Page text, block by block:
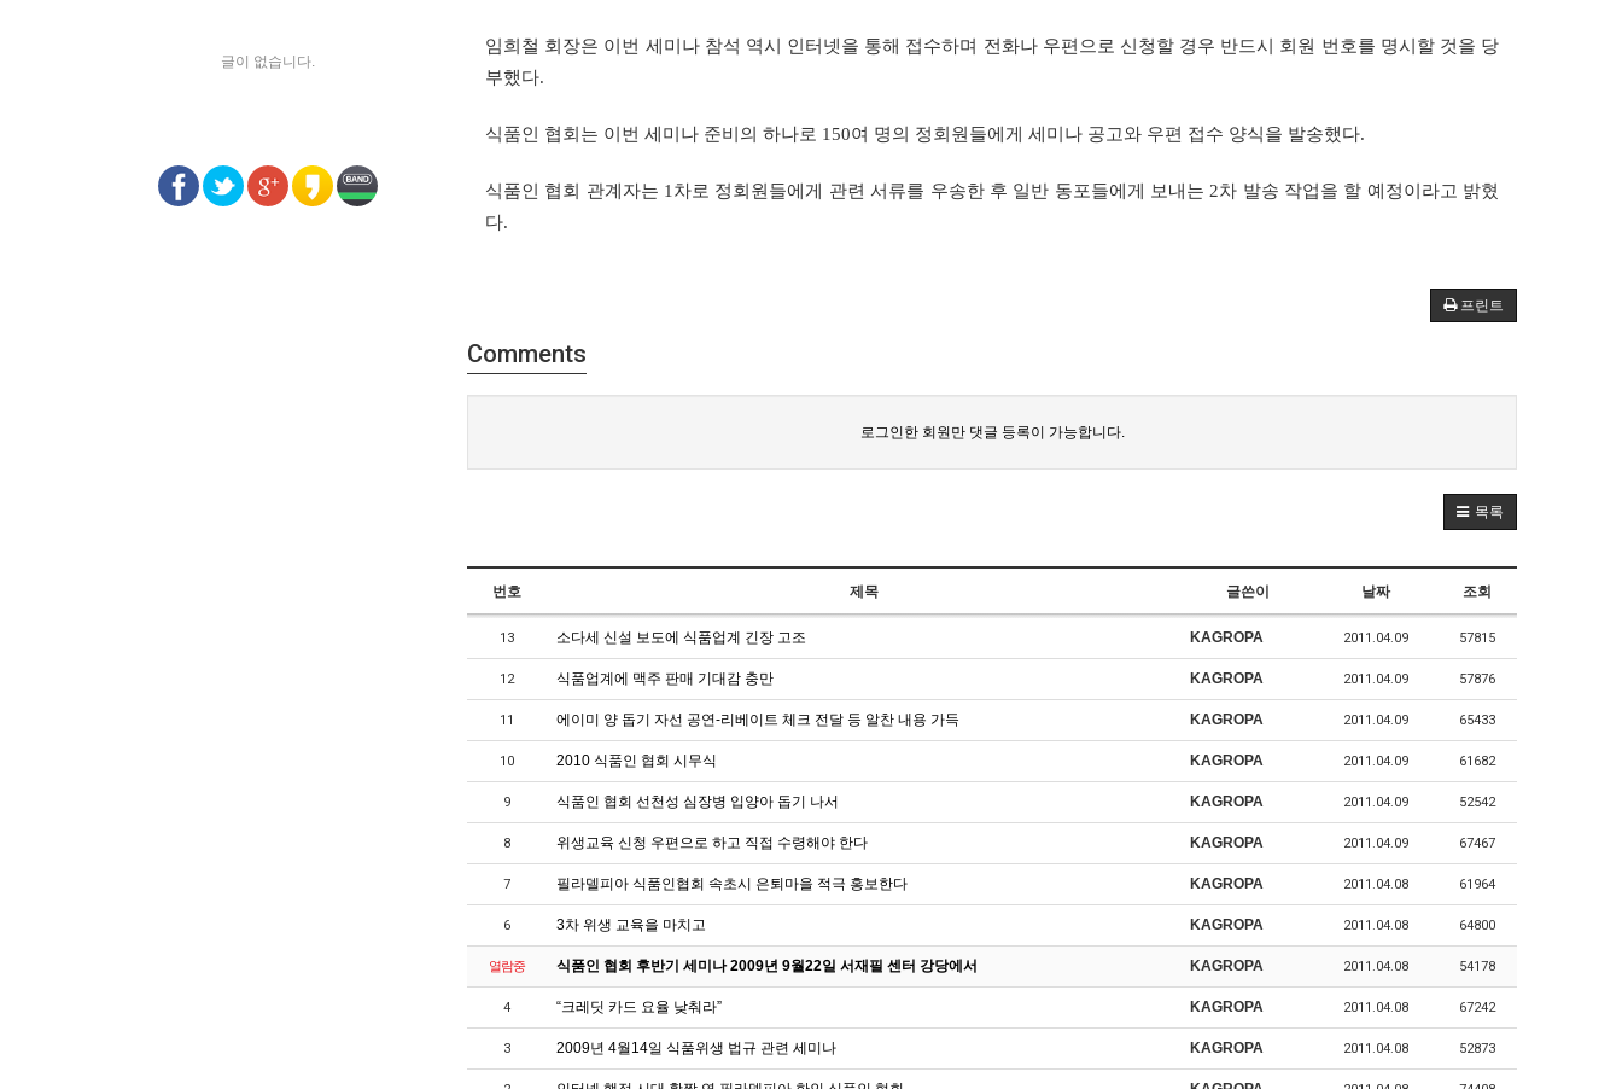
임희철 회장은 이번 세미나 참석 역시 인터넷을 통해 접수하며 전화나 우편으로 신청할 경우 반드시 회원 번호를 명시할 것을 당
부했다.
식품인 협회는 이번 세미나 준비의 하나로 150여 명의 정회원들에게 세미나 공고와 우편 접수 양식을 발송했다.
식품인 협회 관계자는 1 차로 정회원들에게 관련 서류를 우송한 후 일반 동포들에게 보내는 2차 발송 작업을 할 예정이라고 밝혔
다.
프린트
Comments
로그인한 회원만 댓글 등록이 가능합니다.
목록
번호 제목 글쓴이 날짜 조회
13 소다세 신설 보도에 식품업계 긴장 고조 KAGROPA 2011.04.09 57815
12 식품업계에 맥주 판매 기대감 충만 KAGROPA 2011.04.09 57876
11 에이미 양 돕기 자선 공연-리베이트 체크 전달 등 알찬 내용 가득 KAGROPA 2011.04.09 65433
10 2010 식품인 협회 시무식 KAGROPA 2011.04.09 61682
9 식품인 협회 선천성 심장병 입양아 돕기 나서 KAGROPA 2011.04.09 52542
8 위생교육 신청 우편으로 하고 직접 수령해야 한다 KAGROPA 2011.04.09 67467
7 필라델피아 식품인협회 속초시 은퇴마을 적극 홍보한다 KAGROPA 2011.04.08 61964
6 3차 위생 교육을 마치고 KAGROPA 2011.04.08 64800
열람중 식품인 협회 후반기 세미나 2009년 9월22일 서재필 센터 강당에서 KAGROPA 2011.04.08 54178
4 “크레딧 카드 요율 낮춰라” KAGROPA 2011.04.08 67242
3 2009년 4월14일 식품위생 법규 관련 세미나 KAGROPA 2011.04.08 52873
글이 없습니다.